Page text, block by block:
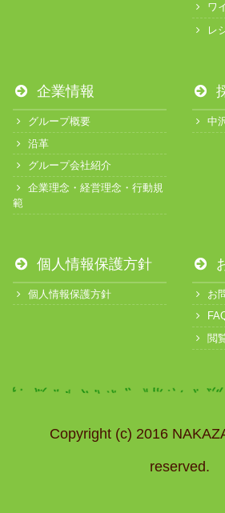
ワ
レ
企業情報
グループ概要
沿革
グループ会社紹介
企業理念・経営理念・行動規
範
中
個人情報保護方針
個人情報保護方針
お
閲
Copyright (c) 2016
reserved.